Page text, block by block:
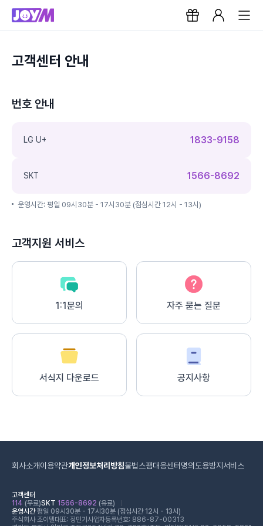
고객센터 안내
번호 안내
LG U+ 1833-9158
SKT 1566-8692
운영시간: 평일 09시30분 - 17시30분 (점심시간 12시 - 13시)
고객지원 서비스
1:1문의 자주 묻는 질문
서식지 다운로드 공지사항
회사소개이용약관개인정보처리방침불법스팸대응센터 명의도용방지서비스
고객센터
114 (무료)SKT 1566-8692 (유료)
운영시간평일 09시30분 - 17시30분 (점심시간 12시 - 13시)
주식회사 조이텔대표: 정민기 사업자등록번호: 886-87-00313